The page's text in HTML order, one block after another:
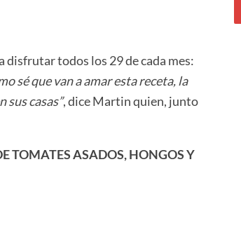
disfrutar todos los 29 de cada mes:
sé que van a amar esta receta, la
casas”, dice Martin quien, junto
TOMATES ASADOS, HONGOS Y